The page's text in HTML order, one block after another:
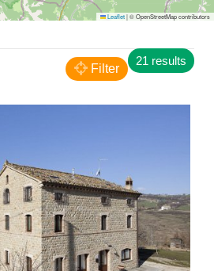
Agriturismo L'Olmo di Casigliano
Leaflet|© OpenStreetMap contributors
21 results
Filter